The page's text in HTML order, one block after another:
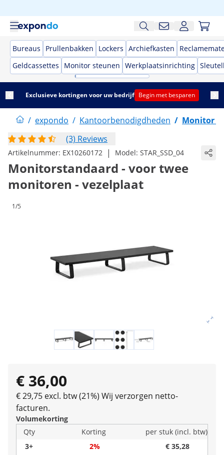
Bureaus Prullenbakken Lockers Archiefkasten
Geldcassettes
Monitor steunen Werkplaatsinrichting
Exclusieve kortingen voor uw bedrijf Begin met besparen
/ expondo / Kantoorbenodigdheden / Monitor
(3) Reviews
Artikelnummer: EX10260172 | Model: STAR_SSD_04
Monitorstandaard - voor twee
monitoren - vezelplaat
1/5
€ 36,00
€ 29,75 excl. btw (21%) Wij verzorgen netto-
facturen.
Volumekorting
Qty
Korting
per stuk (incl. btw)
3+
2%
€ 35,28